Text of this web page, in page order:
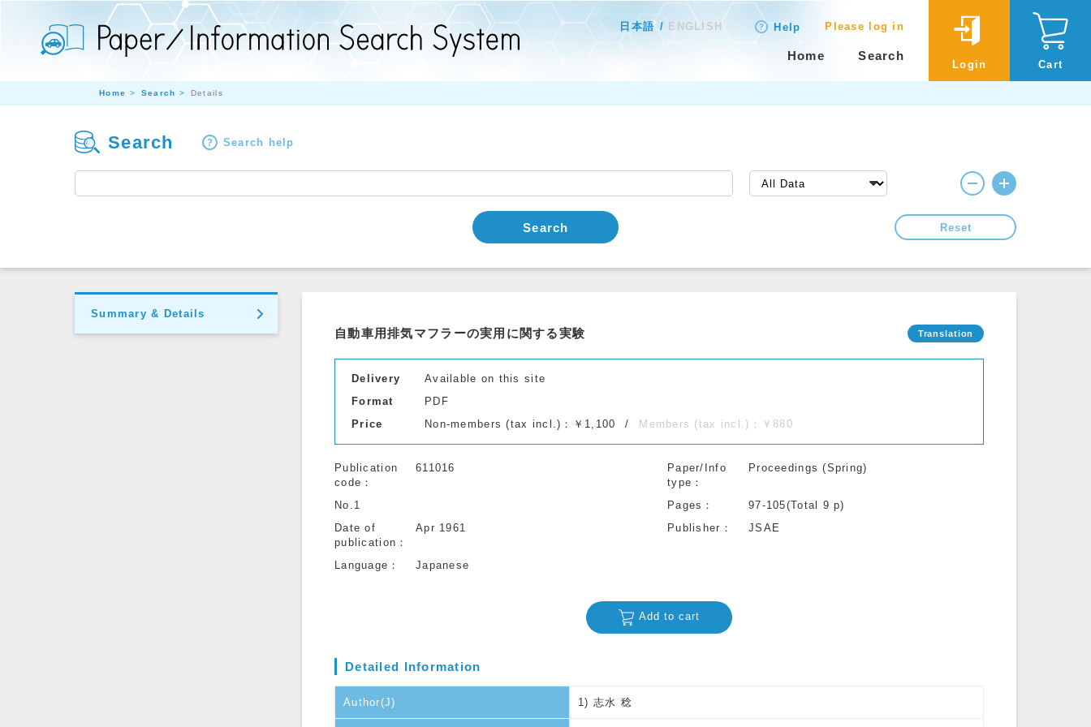
日本語 ENGLISH Help Please log in
Home Search
Login Cart
Home Search Details
Search Search help
Search Reset
Summary & Details
自動車用排気マフラーの実用に関する実験
Delivery
Available on this site
Format
PDF
Price
Non-members (tax incl.)：￥1,100 Members (tax incl.)：￥880
Publication
code
611016
Paper/Info
type
Proceedings (Spring)
No.1 Pages
97-105(Total 9 p)
Date of
publication
Apr 1961 Publisher JSAE
Language Japanese
Add to cart
Detailed Information
Author(J) 1) 志水 稔